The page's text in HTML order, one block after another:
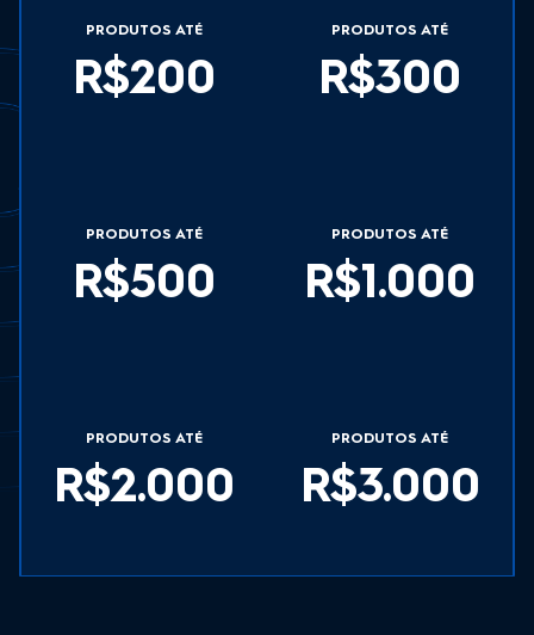
PRODUTOS ATÉ
R$200
PRODUTOS ATÉ
R$300
PRODUTOS ATÉ
R$500
PRODUTOS ATÉ
R$1.000
PRODUTOS ATÉ
R$2.000
PRODUTOS ATÉ
R$3.000